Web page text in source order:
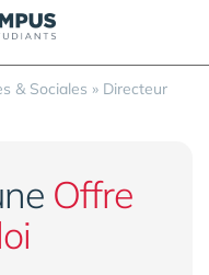
& Sociales » Directeur
Offre